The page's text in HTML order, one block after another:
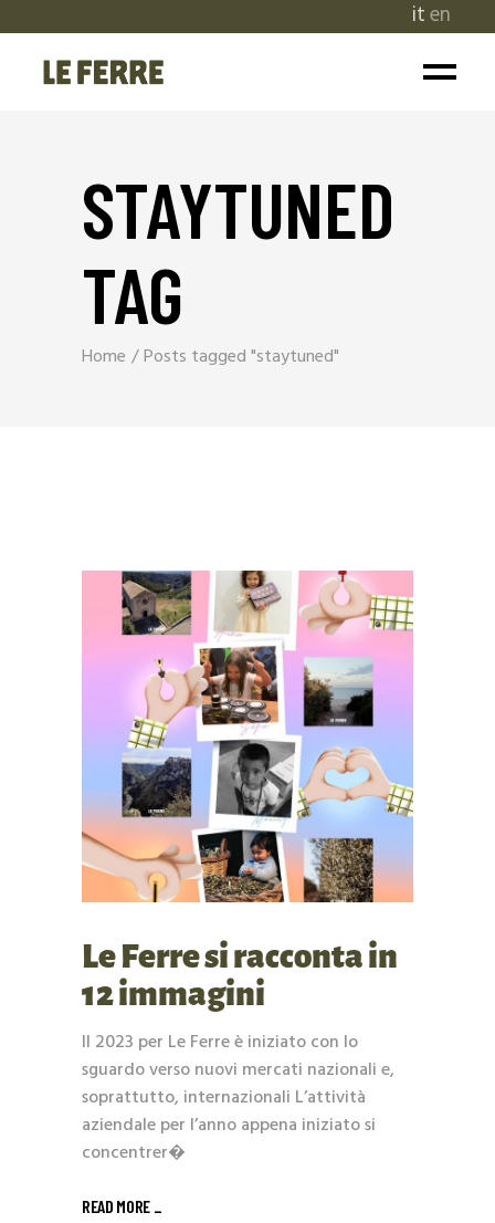
iten
STAYTUNED
TAG
Home Posts tagged "staytuned"
Le Ferre si racconta in
12 immagini
Il 2023 per Le Ferre è iniziato con lo
sguardo verso nuovi mercati nazionali e,
soprattutto, internazionali L’attività
aziendale per l’anno appena iniziato si
concentrer�
READ MORE _